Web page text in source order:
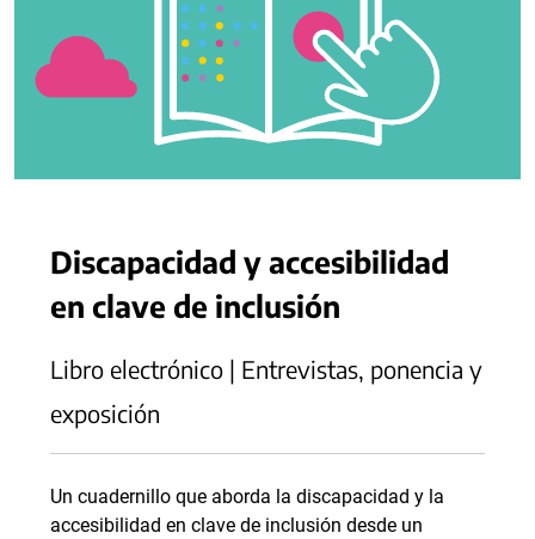
Discapacidad y accesibilidad
en clave de inclusión
Libro electrónico | Entrevistas, ponencia y
exposición
Un cuadernillo que aborda la discapacidad y la
accesibilidad en clave de inclusión desde un